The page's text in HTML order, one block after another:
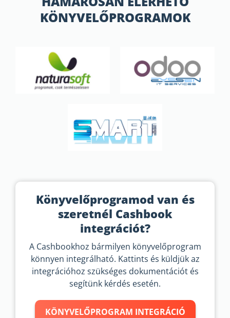
KÖNYVELŐPROGRAMOK
Könyvelőprogramod van és
szeretnél Cashbook
integrációt?
A Cashbookhoz bármilyen könyvelőprogram
könnyen integrálható. Kattints és küldjük az
integrációhoz szükséges dokumentációt és
segítünk kérdés esetén.
KÖNYVELŐPROGRAM INTEGRÁCIÓ